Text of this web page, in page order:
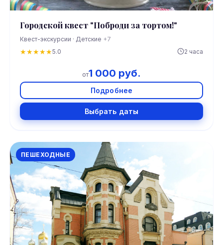
Городской квест "Поброди за тортом!"
Квест-экскурсии · Детские +7
★★★★★5.0 2 часа
от1 000 руб.
Подробнее
Выбрать даты
ПЕШЕХОДНЫЕ